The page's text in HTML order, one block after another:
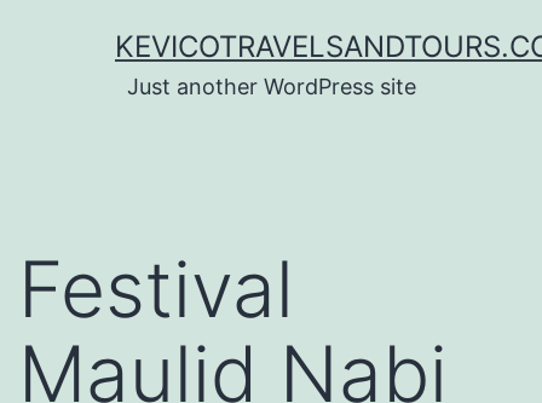
Just another WordPress site
Festival
Maulid Nabi